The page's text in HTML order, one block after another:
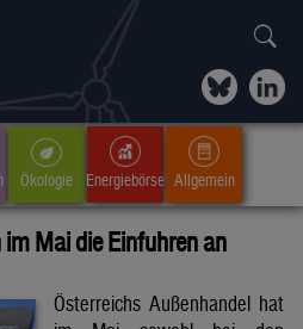
Ökologie Energiebörse Allgemein
Mai die Einfuhren an
Österreichs Außenhandel hat